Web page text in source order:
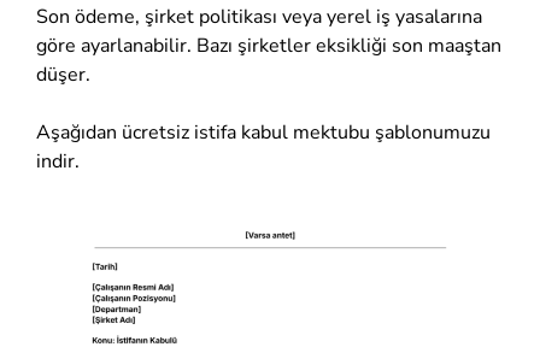
Son ödeme, şirket politikası veya yerel iş yasalarına
göre ayarlanabilir. Bazı şirketler eksikliği son maaştan
düşer.
Aşağıdan ücretsiz istifa kabul mektubu şablonumuzu
indir.